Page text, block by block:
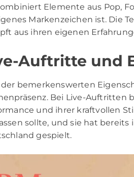
Elemente aus Pop,
Markenzeichen ist. Die
aus ihren eigenen
Auftritte und
der bemerkenswerten
Bei Live-Auftritten
und ihrer kraftvollen
sollte, und sie hat
gespielt.